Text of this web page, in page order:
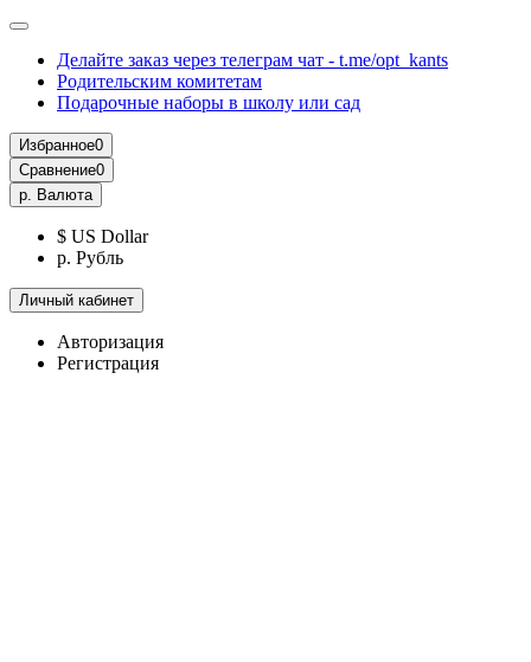
Делайте заказ через телеграм чат - t.me/opt_kants
Родительским комитетам
Подарочные наборы в школу или сад
Избранное0
Сравнение0
р. Валюта
$ US Dollar
р. Рубль
Личный кабинет
Авторизация
Регистрация